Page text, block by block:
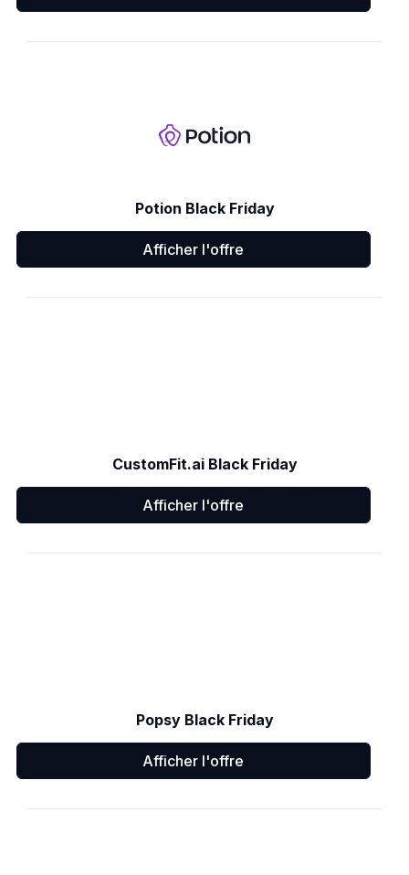
Potion Black Friday
Afficher l'offre
CustomFit.ai Black Friday
Afficher l'offre
Popsy Black Friday
Afficher l'offre